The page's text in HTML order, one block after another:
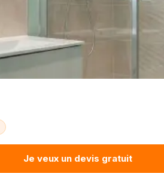
Je veux un devis gratuit